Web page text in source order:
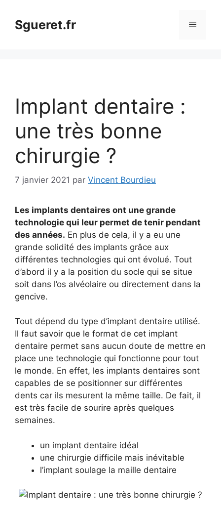
contenuSgueret.fr Menu
Implant dentaire :
une très bonne
chirurgie ?
7 janvier 2021 par Vincent Bourdieu
Les implants dentaires ont une grande
technologie qui leur permet de tenir pendant
des années. En plus de cela, il y a eu une
grande solidité des implants grâce aux
différentes technologies qui ont évolué. Tout
d’abord il y a la position du socle qui se situe
soit dans l’os alvéolaire ou directement dans la
gencive.
Tout dépend du type d’implant dentaire utilisé.
Il faut savoir que le format de cet implant
dentaire permet sans aucun doute de mettre en
place une technologie qui fonctionne pour tout
le monde. En effet, les implants dentaires sont
capables de se positionner sur différentes
dents car ils mesurent la même taille. De fait, il
est très facile de sourire après quelques
semaines.
un implant dentaire idéal
une chirurgie difficile mais inévitable
l’implant soulage la maille dentaire